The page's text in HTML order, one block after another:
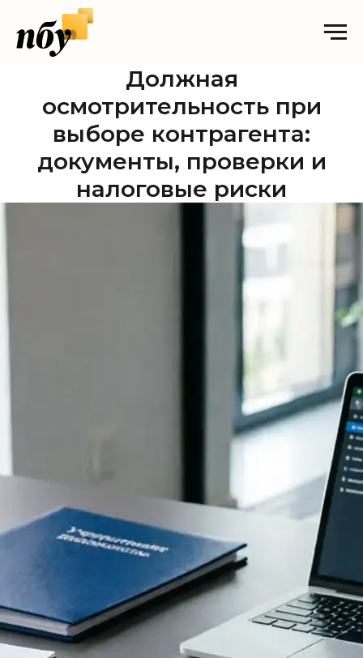
Должная
осмотрительность при
выборе контрагента:
документы, проверки и
налоговые риски